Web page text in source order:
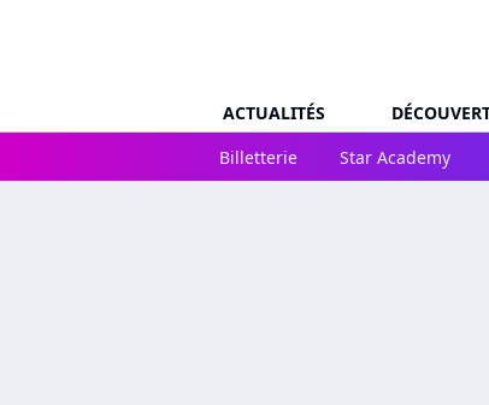
ACTUALITÉS
Billetterie
Star Academy